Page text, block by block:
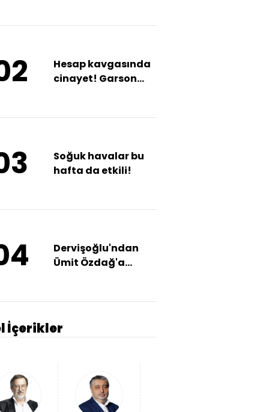
İçerikler
Hesap kavgasında
cinayet! Garson
Soğuk havalar bu
hafta da etkili!
Dervişoğlu'ndan
Ümit Özdağ'a